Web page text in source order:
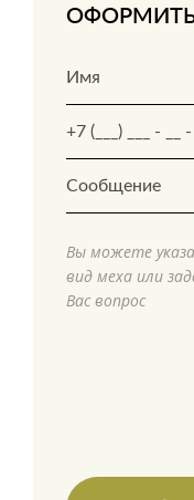
Вы можете
вид меха или
Вас вопрос